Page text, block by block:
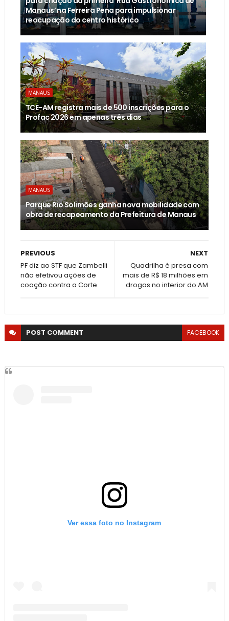
Manaus’ na Ferreira Pena para impulsionar
reocupação do centro histórico
MANAUS
TCE-AM registra mais de 500 inscrições para o
Profac 2026 em apenas três dias
MANAUS
Parque Rio Solimões ganha nova mobilidade com
obra de recapeamento da Prefeitura de Manaus
NEXT
Quadrilha é presa com
mais de R$ 18 milhões em
drogas no interior do AM
PREVIOUS
PF diz ao STF que Zambelli
não efetivou ações de
coação contra a Corte
POST COMMENT FACEBOOK
Ver essa foto no Instagram